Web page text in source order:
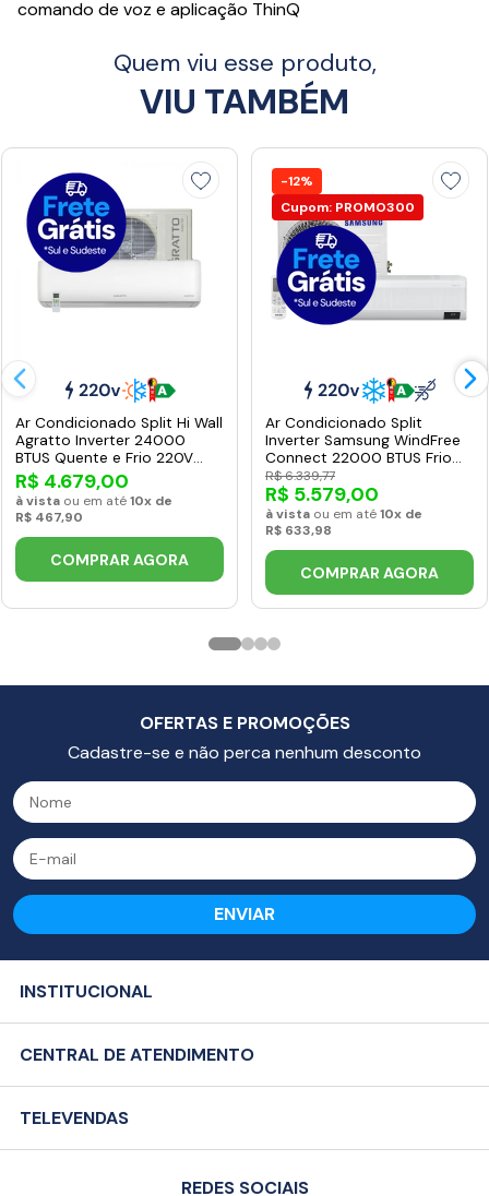
Quem viu esse produto,
VIU TAMBÉM
Ar Condicionado Split Hi Wall
Agratto Inverter 24000
BTUS Quente e Frio 220V
LCS24QF-02I
R$ 4.679,00
à vista ou em até10x de
R$ 467,90
COMPRAR AGORA
-12%
Cupom: PROMO300
Ar Condicionado Split
Inverter Samsung WindFree
Connect 22000 BTUS Frio
220V AR24BVFAAWKXAZ
R$ 6.339,77
R$ 5.579,00
à vista ou em até10x de
R$ 633,98
COMPRAR AGORA
OFERTAS E PROMOÇÕES
Cadastre-se e não perca nenhum desconto
ENVIAR
INSTITUCIONAL
Política de Privacidade (LGPD)
CENTRAL DE ATENDIMENTO
Compras e Pedidos
Trocas e Devoluções
TELEVENDAS
8:00hrs - 12:00hrs e 13:00hrs - 18:00hrs
REDES SOCIAIS